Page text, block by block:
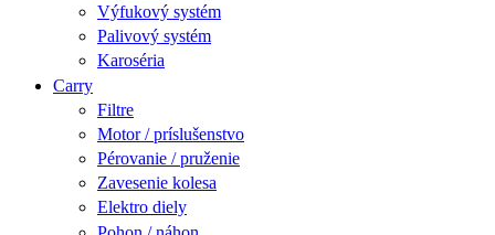
Výfukový systém
Palivový systém
Karoséria
Carry
Filtre
Motor / príslušenstvo
Pérovanie / pruženie
Zavesenie kolesa
Elektro diely